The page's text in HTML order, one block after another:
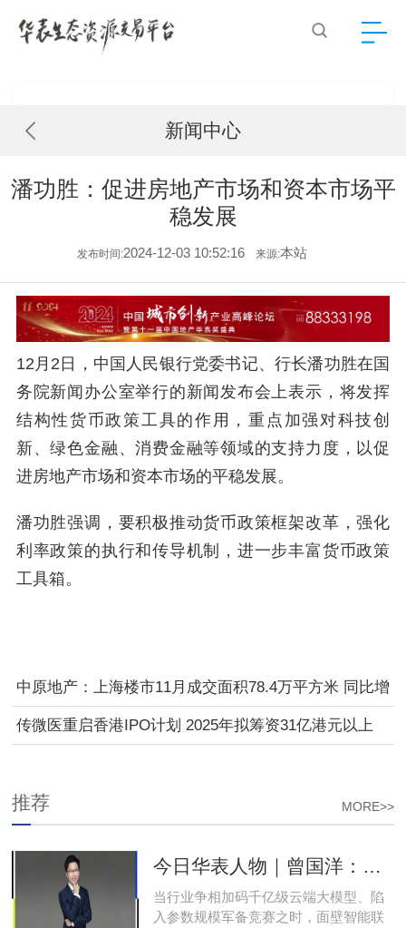
新闻中心
潘功胜：促进房地产市场和资本市场平
稳发展
发布时间:2024-12-03 10:52:16 来源:本站
12月2日，中国人民银行党委书记、行长潘功胜在国
务院新闻办公室举行的新闻发布会上表示，将发挥
结构性货币政策工具的作用，重点加强对科技创
新、绿色金融、消费金融等领域的支持力度，以促
进房地产市场和资本市场的平稳发展。
潘功胜强调，要积极推动货币政策框架改革，强化
利率政策的执行和传导机制，进一步丰富货币政策
工具箱。
中原地产：上海楼市11月成交面积78.4万平方米 同比增
长48.8%
传微医重启香港IPO计划 2025年拟筹资31亿港元以上
MORE>>
推荐
今日华表人物｜曾国洋：弃参数内卷，以知识密度铸就端侧 AI 新未来
当行业争相加码千亿级云端大模型、陷
入参数规模军备竞赛之时，面壁智能联